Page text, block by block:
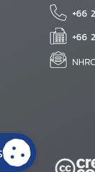
+66
+66